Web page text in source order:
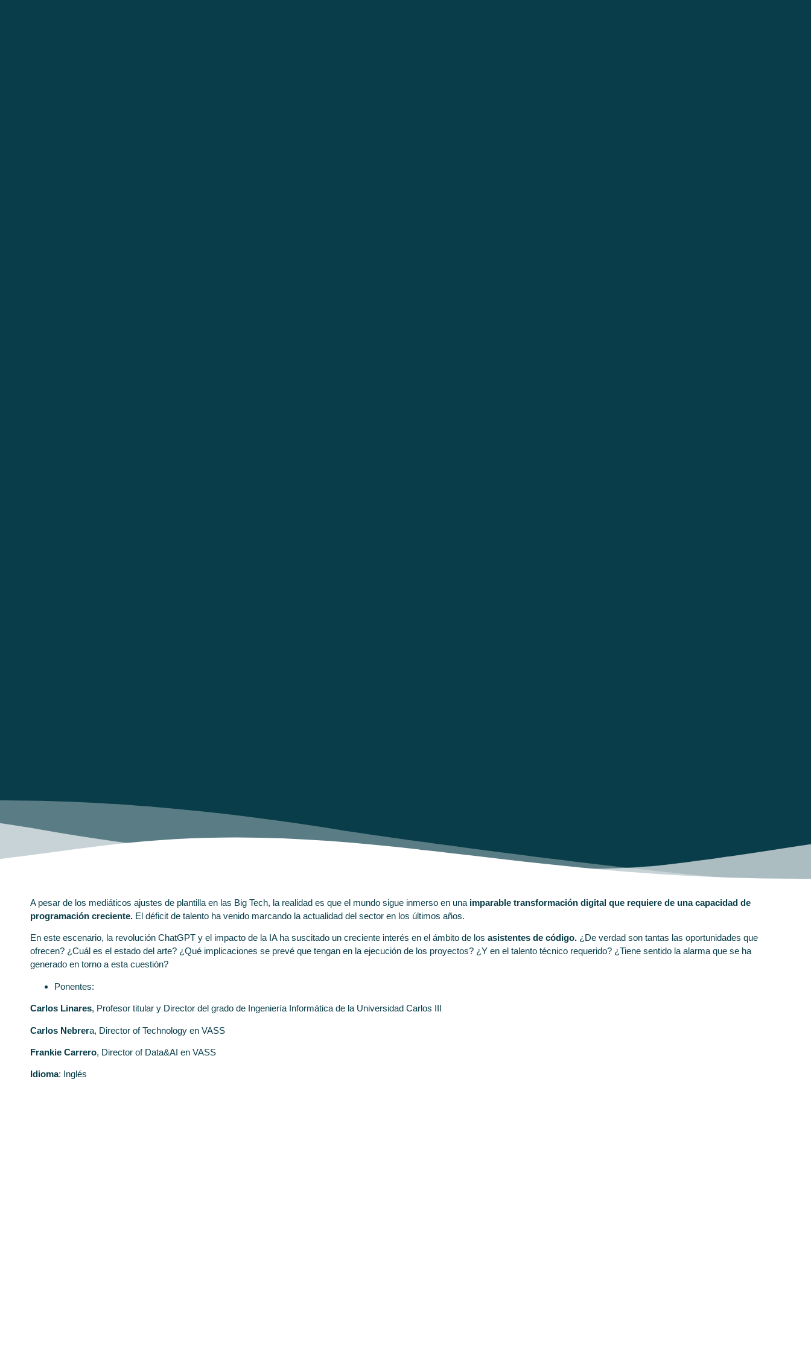
A pesar de los mediáticos ajustes de plantilla en las Big Tech, la realidad es que el mundo sigue inmerso en una imparable transformación digital que requiere de una capacidad de
programación creciente. El déficit de talento ha venido marcando la actualidad del sector en los últimos años.
En este escenario, la revolución ChatGPT y el impacto de la IA ha suscitado un creciente interés en el ámbito de los asistentes de código. ¿De verdad son tantas las oportunidades que
ofrecen? ¿Cuál es el estado del arte? ¿Qué implicaciones se prevé que tengan en la ejecución de los proyectos? ¿Y en el talento técnico requerido? ¿Tiene sentido la alarma que se ha
generado en torno a esta cuestión?
Ponentes:
Carlos Linares, Profesor titular y Director del grado de Ingeniería Informática de la Universidad Carlos III
Carlos Nebrera, Director of Technology en VASS
Frankie Carrero, Director of Data&AI en VASS
Idioma: Inglés